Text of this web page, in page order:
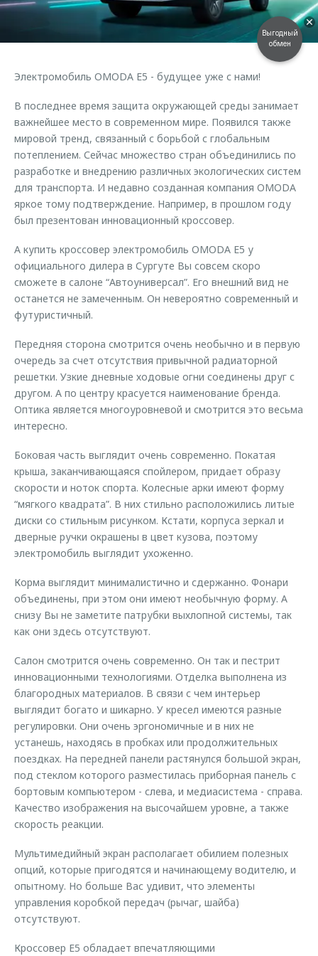
Страхование
Одежда и сувениры
Оригинальные аксессуары
Запчасти
Трейд-ин
Калькулятор трейд-ин
Клиентская поддержка
O&J Автоклуб
Приложение O&J
Аксессуары
Одежда и сувениры
Оригинальные аксессуары
Запчасти
Электромобиль OMODA Е5 - будущее уже с нами!
В последнее время защита окружающей среды занимает
важнейшее место в современном мире. Появился также
мировой тренд, связанный с борьбой с глобальным
потеплением. Сейчас множество стран объединились по
разработке и внедрению различных экологических систем
для транспорта. И недавно созданная компания OMODA
яркое тому подтверждение. Например, в прошлом году
был презентован инновационный кроссовер.
А купить кроссовер электромобиль OMODA Е5 у
официального дилера в Сургуте Вы совсем скоро
сможете в салоне “Автоуниверсал”. Его внешний вид не
останется не замеченным. Он невероятно современный и
футуристичный.
Передняя сторона смотрится очень необычно и в первую
очередь за счет отсутствия привычной радиаторной
решетки. Узкие дневные ходовые огни соединены друг с
другом. А по центру красуется наименование бренда.
Оптика является многоуровневой и смотрится это весьма
интересно.
Боковая часть выглядит очень современно. Покатая
крыша, заканчивающаяся спойлером, придает образу
скорости и ноток спорта. Колесные арки имеют форму
“мягкого квадрата”. В них стильно расположились литые
диски со стильным рисунком. Кстати, корпуса зеркал и
дверные ручки окрашены в цвет кузова, поэтому
электромобиль выглядит ухоженно.
Корма выглядит минималистично и сдержанно. Фонари
объединены, при этом они имеют необычную форму. А
снизу Вы не заметите патрубки выхлопной системы, так
как они здесь отсутствуют.
Салон смотрится очень современно. Он так и пестрит
инновационными технологиями. Отделка выполнена из
благородных материалов. В связи с чем интерьер
выглядит богато и шикарно. У кресел имеются разные
регулировки. Они очень эргономичные и в них не
устанешь, находясь в пробках или продолжительных
поездках. На передней панели растянулся большой экран,
под стеклом которого разместилась приборная панель с
бортовым компьютером - слева, и медиасистема - справа.
Качество изображения на высочайшем уровне, а также
скорость реакции.
Мультимедийный экран располагает обилием полезных
опций, которые пригодятся и начинающему водителю, и
опытному. Но больше Вас удивит, что элементы
управления коробкой передач (рычаг, шайба)
отсутствуют.
Кроссовер Е5 обладает впечатляющими
Выгодный
обмен